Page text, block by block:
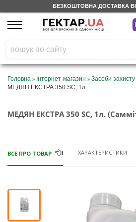
БЕЗКОШТОВНА ДОСТАВКА
На вашому
бонусному рахунку
грн
Безкоштовно по Україні
Категорії
Щоденник
Відгуки
Головна » Інтернет-магазин » Засоби
МЕДЯН ЕКСТРА 350 SC, 1л.
МЕДЯН ЕКСТРА 350 SC, 1л.
ВСЕ ПРО ТОВАР ХАРАКТЕРИСТИКИ